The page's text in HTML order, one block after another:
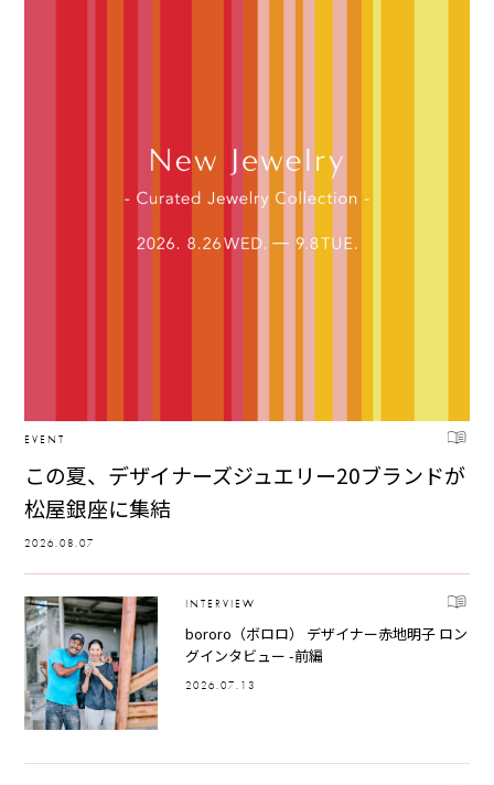
EVENT
この夏、デザイナーズジュエリー20ブランドが
松屋銀座に集結
2026.08.07
INTERVIEW
bororo（ボロロ） デザイナー赤地明子 ロン
グインタビュー -前編
2026.07.13